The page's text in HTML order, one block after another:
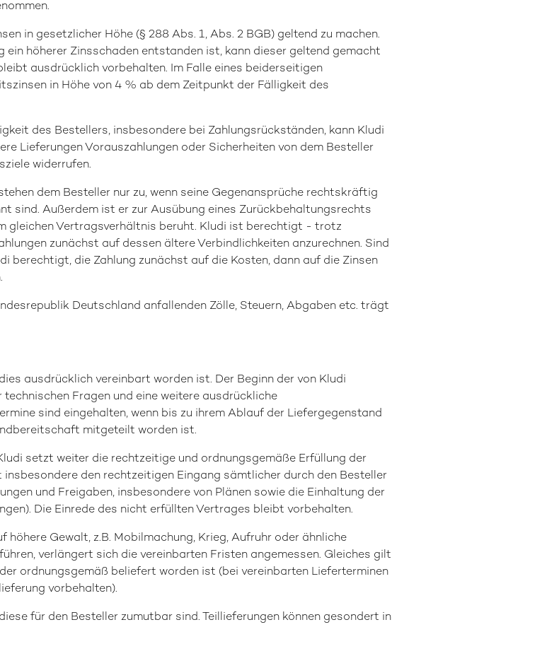
in gesetzlicher Höhe (§ 288 Abs. 1, Abs. 2 BGB) geltend zu machen.
ein höherer Zinsschaden entstanden ist, kann dieser geltend gemacht
ausdrücklich vorbehalten. Im Falle eines beiderseitigen
in Höhe von 4 % ab dem Zeitpunkt der Fälligkeit des
des Bestellers, insbesondere bei Zahlungsrückständen, kann Kludi
Lieferungen Vorauszahlungen oder Sicherheiten von dem Besteller
widerrufen.
dem Besteller nur zu, wenn seine Gegenansprüche rechtskräftig
sind. Außerdem ist er zur Ausübung eines Zurückbehaltungsrechts
gleichen Vertragsverhältnis beruht. Kludi ist berechtigt - trotz
zunächst auf dessen ältere Verbindlichkeiten anzurechnen. Sind
berechtigt, die Zahlung zunächst auf die Kosten, dann auf die Zinsen
Deutschland anfallenden Zölle, Steuern, Abgaben etc. trägt
ausdrücklich vereinbart worden ist. Der Beginn der von Kludi
Fragen und eine weitere ausdrückliche
sind eingehalten, wenn bis zu ihrem Ablauf der Liefergegenstand
mitgeteilt worden ist.
setzt weiter die rechtzeitige und ordnungsgemäße Erfüllung der
den rechtzeitigen Eingang sämtlicher durch den Besteller
und Freigaben, insbesondere von Plänen sowie die Einhaltung der
Die Einrede des nicht erfüllten Vertrages bleibt vorbehalten.
Gewalt, z.B. Mobilmachung, Krieg, Aufruhr oder ähnliche
verlängert sich die vereinbarten Fristen angemessen. Gleiches gilt
ordnungsgemäß beliefert worden ist (bei vereinbarten Lieferterminen
vorbehalten).
für den Besteller zumutbar sind. Teillieferungen können gesondert in